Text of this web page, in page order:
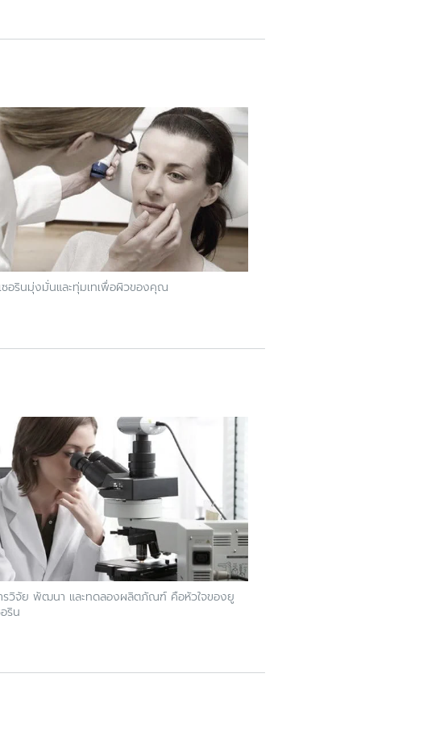
ซอรินมุ่งมั่นและทุ่มเทเพื่อผิวของคุณ
รวิจัย พัฒนา และทดลองผลิตภัณฑ์ คือหัวใจของยู
อริน